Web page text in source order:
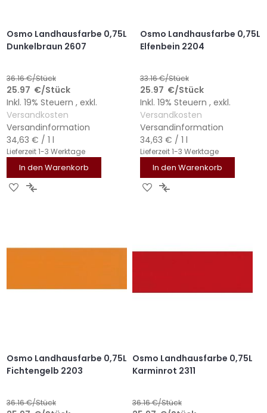
Osmo Landhausfarbe 0,75L
Dunkelbraun 2607
36.16€/Stück
25.97 €/Stück
Inkl. 19% Steuern , exkl.
Versandkosten
Versandinformation
34,63 € / 1 l
Lieferzeit1-3 Werktage
In den Warenkorb
ZURZUR
Osmo Landhausfarbe 0,75L
Elfenbein 2204
33.16€/Stück
25.97 €/Stück
Inkl. 19% Steuern , exkl.
Versandkosten
Versandinformation
34,63 € / 1 l
Lieferzeit1-3 Werktage
In den Warenkorb
ZURZUR
Osmo Landhausfarbe 0,75L
Fichtengelb 2203
36.16€/Stück
Osmo Landhausfarbe 0,75L
Karminrot 2311
36.16€/Stück